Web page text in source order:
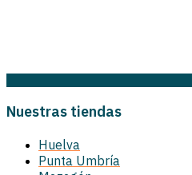
Nuestras tiendas
Huelva
Punta Umbría